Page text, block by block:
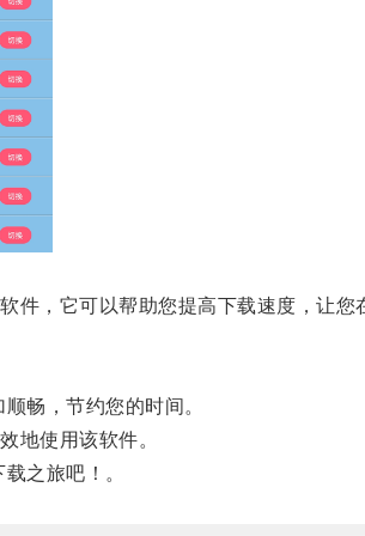
，它可以帮助您提高下载速度，让您
畅，节约您的时间。
地使用该软件。
之旅吧！。